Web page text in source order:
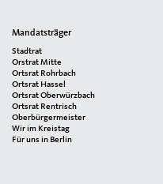
Mandatsträger
Stadtrat
Orstrat Mitte
Ortsrat Rohrbach
Ortsrat Hassel
Ortsrat Oberwürzbach
Ortsrat Rentrisch
Oberbürgermeister
Wir im Kreistag
Für uns in Berlin